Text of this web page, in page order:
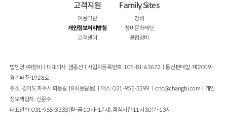
고객지원
이용약관
개인정보처리방침
고객센터
Family Sites
창비
창비문화재단
클럽창비
법인명 : ㈜창비ㅣ대표이사 : 염종선ㅣ사업자등록번호 : 105-81-63672ㅣ통신판매업 : 제 2009-
경기파주-1928호
주소 : 경기도 파주시 회동길 184(문발동)ㅣ팩스 : 031-955-3399 ㅣcnc@changbi.com ㅣ개인
정보책임자 : 신문수
대표전화 : 031-955-3333(월~금 10시~17시), 점심시간 11시 30분~13시